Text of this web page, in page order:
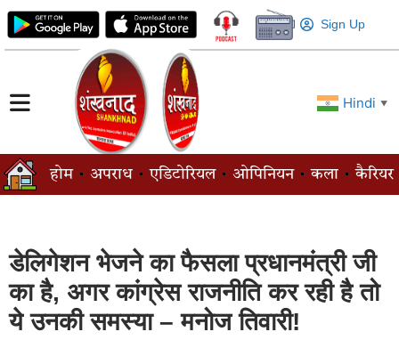
Sign Up
Hindi ▼
होम अपराध एडिटोरियल ओपिनियन कला कैरियर
डेलिगेशन भेजने का फैसला प्रधानमंत्री जी
का है, अगर कांग्रेस राजनीति कर रही है तो
ये उनकी समस्या – मनोज तिवारी!